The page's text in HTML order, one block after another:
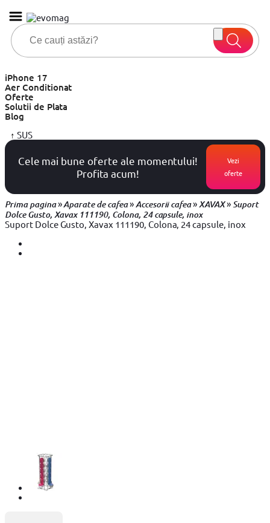
iPhone 17
Aer Conditionat
Oferte
Solutii de Plata
Blog
↑ SUS
Cele mai bune oferte ale momentului!
Profita acum!
Vezi
oferte
Prima pagina»Aparate de cafea»Accesorii cafea»XAVAX»Suport
Dolce Gusto, Xavax 111190, Colona, 24 capsule, inox
Suport Dolce Gusto, Xavax 111190, Colona, 24 capsule, inox